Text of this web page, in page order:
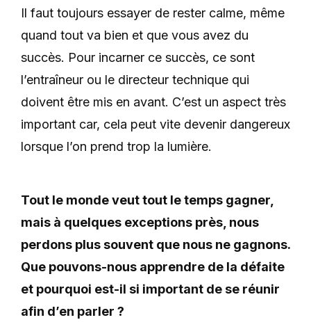
Il faut toujours essayer de rester calme, même
quand tout va bien et que vous avez du
succès. Pour incarner ce succès, ce sont
l’entraîneur ou le directeur technique qui
doivent être mis en avant. C’est un aspect très
important car, cela peut vite devenir dangereux
lorsque l’on prend trop la lumière.
Tout le monde veut tout le temps gagner,
mais à quelques exceptions près, nous
perdons plus souvent que nous ne gagnons.
Que pouvons-nous apprendre de la défaite
et pourquoi est-il si important de se réunir
afin d’en parler ?